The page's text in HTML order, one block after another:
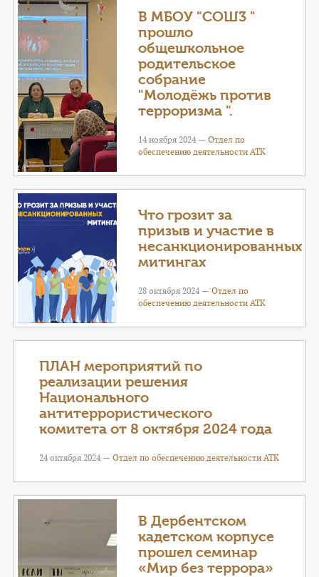
В МБОУ "СОШ3 "
прошло
общешкольное
родительское
собрание
"Молодёжь против
терроризма ".
14 ноября 2024 —Отдел по
обеспечению деятельности АТК
Что грозит за
призыв и участие в
несанкционированных
митингах
28 октября 2024 —Отдел по
обеспечению деятельности АТК
ПЛАН мероприятий по
реализации решения
Национального
антитеррористического
комитета от 8 октября 2024 года
24 октября 2024 — Отдел по обеспечению деятельности АТК
В Дербентском
кадетском корпусе
прошел семинар
«Мир без террора»